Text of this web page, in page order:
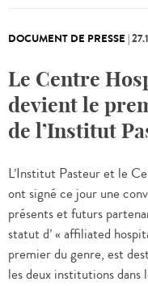
DOCUMENT DE PRESSE |
Le Centre
devient le
de l’Institut
L’Institut Pasteur et le
ont signé ce jour une
présents et futurs
statut d’ « affiliated
premier du genre, est
les deux institutions dans